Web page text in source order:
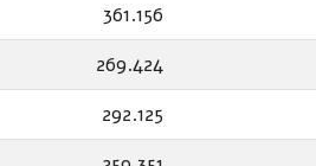
361.156
269.424
292.125